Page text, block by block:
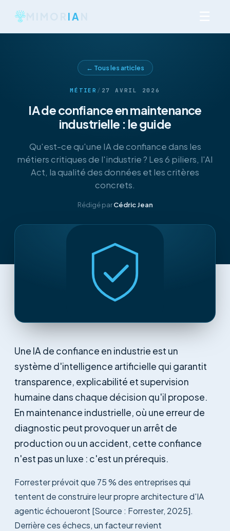
IA
← Tous les articles
MÉTIER / 27 AVRIL 2026
IA de confiance en maintenance
industrielle : le guide
Qu'est-ce qu'une IA de confiance dans les
métiers critiques de l'industrie ? Les 6 piliers, l'AI
Act, la qualité des données et les critères
concrets.
Rédigé parCédric Jean
Une IA de confiance en industrie est un
système d'intelligence artificielle qui garantit
transparence, explicabilité et supervision
humaine dans chaque décision qu'il propose.
En maintenance industrielle, où une erreur de
diagnostic peut provoquer un arrêt de
production ou un accident, cette confiance
n'est pas un luxe : c'est un prérequis.
Forrester prévoit que 75 % des entreprises qui
tentent de construire leur propre architecture d'IA
agentic échoueront [Source : Forrester, 2025].
Derrière ces échecs, un facteur revient